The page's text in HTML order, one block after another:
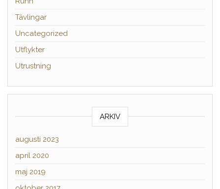
Tävlingar
Uncategorized
Utflykter
Utrustning
ARKIV
augusti 2023
april 2020
maj 2019